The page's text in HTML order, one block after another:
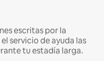
escritas por la
servicio de ayuda las
tu estadía larga.